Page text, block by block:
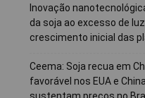
Inovação
da soja ao excesso de
crescimento inicial das
Ceema: Soja recua em
favorável nos EUA e